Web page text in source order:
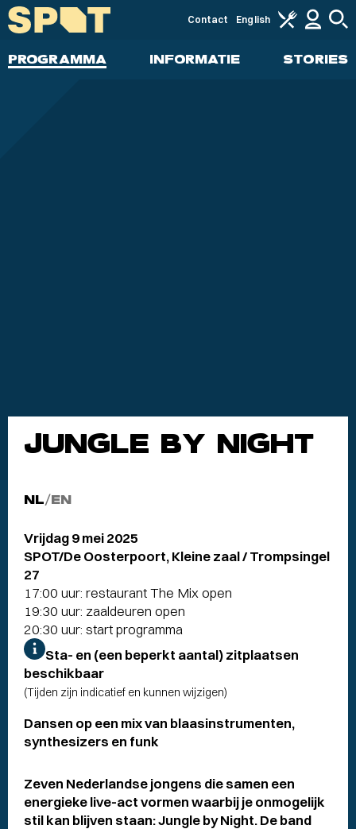
PROGRAMMA INFORMATIE STORIES
Contact English
JUNGLE BY NIGHT
NL/EN
Vrijdag 9 mei 2025
SPOT/De Oosterpoort, Kleine zaal / Trompsingel
27
17:00 uur: restaurant The Mix open
19:30 uur: zaaldeuren open
20:30 uur: start programma
Sta- en (een beperkt aantal) zitplaatsen
beschikbaar
(Tijden zijn indicatief en kunnen wijzigen)
Dansen op een mix van blaasinstrumenten,
synthesizers en funk
Zeven Nederlandse jongens die samen een
energieke live-act vormen waarbij je onmogelijk
stil kan blijven staan: Jungle by Night. De band